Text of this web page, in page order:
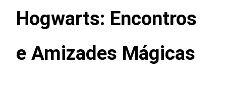
Hogwarts: Encontros
e Amizades Mágicas